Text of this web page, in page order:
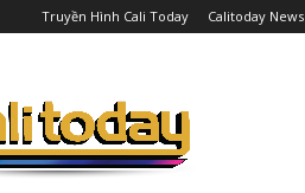
Truyền Hình Cali Today Calitoday News